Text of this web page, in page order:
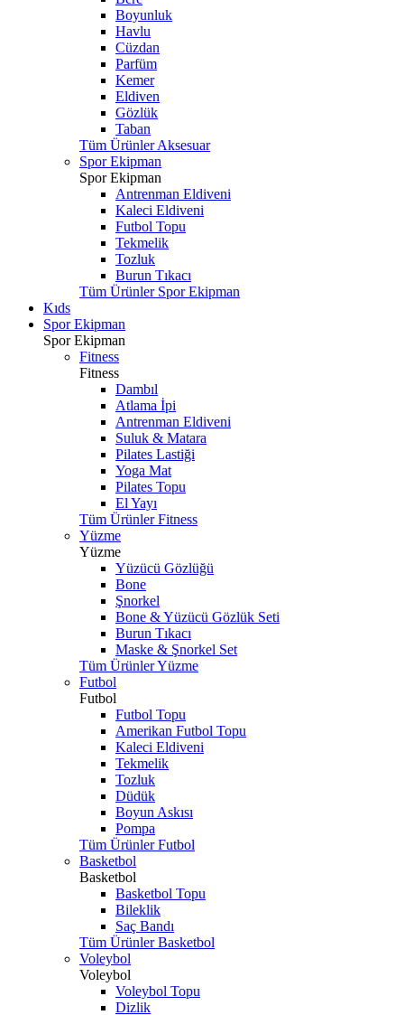
Boyunluk
Havlu
Cüzdan
Parfüm
Kemer
Eldiven
Gözlük
Taban
Tüm Ürünler Aksesuar
Spor Ekipman
Spor Ekipman
Antrenman Eldiveni
Kaleci Eldiveni
Futbol Topu
Tekmelik
Tozluk
Burun Tıkacı
Tüm Ürünler Spor Ekipman
Kıds
Spor Ekipman
Spor Ekipman
Fitness
Fitness
Dambıl
Atlama İpi
Antrenman Eldiveni
Suluk & Matara
Pilates Lastiği
Yoga Mat
Pilates Topu
El Yayı
Tüm Ürünler Fitness
Yüzme
Yüzme
Yüzücü Gözlüğü
Bone
Şnorkel
Bone & Yüzücü Gözlük Seti
Burun Tıkacı
Maske & Şnorkel Set
Tüm Ürünler Yüzme
Futbol
Futbol
Futbol Topu
Amerikan Futbol Topu
Kaleci Eldiveni
Tekmelik
Tozluk
Düdük
Boyun Askısı
Pompa
Tüm Ürünler Futbol
Basketbol
Basketbol
Basketbol Topu
Bileklik
Saç Bandı
Tüm Ürünler Basketbol
Voleybol
Voleybol
Voleybol Topu
Dizlik